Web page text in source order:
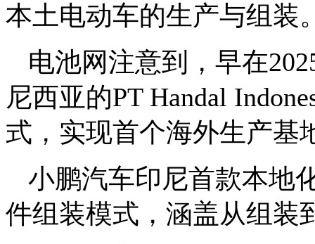
本土电动车的生产与组装
电池网注意到，早在
尼西亚的PT Handal
式，实现首个海外生产基
小鹏汽车印尼首款本地
件组装模式，涵盖从组装